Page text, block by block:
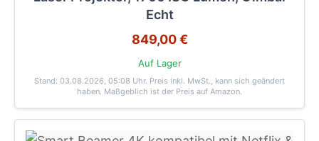
Echt
849,00 €
Auf Lager
Stand: 03.08.2026, 05:08 Uhr. Preis inkl. MwSt., kann sich geändert
haben. Maßgeblich ist der Preis auf Amazon.